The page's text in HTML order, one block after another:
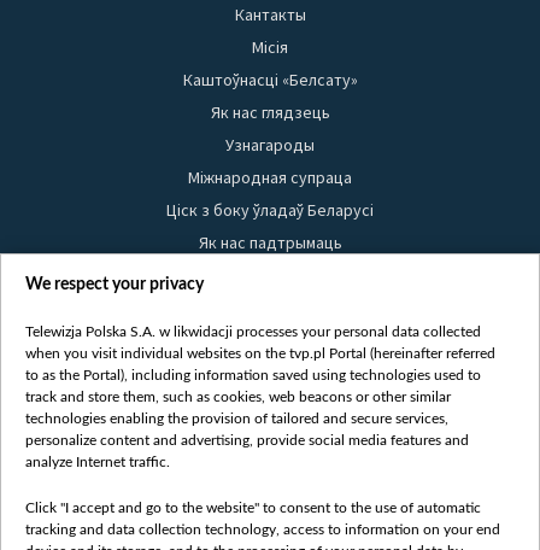
Кантакты
Місія
Каштоўнасці «Белсату»
Як нас глядзець
Узнагароды
Міжнародная супраца
Ціск з боку ўладаў Беларусі
Як нас падтрымаць
Правілы выкарыстання матэрыялаў
Бяспека
Youtube
Белсат news
Белсат Shorts
Жэстачайшы мульт
Belsat English
We respect your privacy
Telewizja Polska S.A. w likwidacji processes your personal data collected
when you visit individual websites on the tvp.pl Portal (hereinafter referred
to as the Portal), including information saved using technologies used to
track and store them, such as cookies, web beacons or other similar
technologies enabling the provision of tailored and secure services,
personalize content and advertising, provide social media features and
analyze Internet traffic.
Click "I accept and go to the website" to consent to the use of automatic
tracking and data collection technology, access to information on your end